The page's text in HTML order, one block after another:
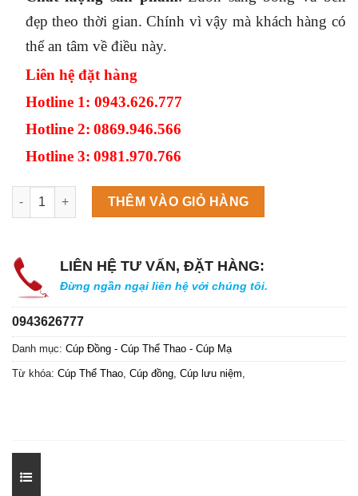
đẹp theo thời gian. Chính vì vậy mà khách hàng có
thể an tâm về điều này.
Liên hệ đặt hàng
Hotline 1: 0943.626.777
Hotline 2: 0869.946.566
Hotline 3: 0981.970.766
Máy làm đá viên Scotsman NW458AS số lượng
THÊM VÀO GIỎ HÀNG
LIÊN HỆ TƯ VẤN, ĐẶT HÀNG:
Đừng ngần ngại liên hệ với chúng tôi.
0943626777
Danh mục: Cúp Đồng - Cúp Thể Thao - Cúp Mạ
Từ khóa: Cúp Thể Thao, Cúp đồng, Cúp lưu niệm,